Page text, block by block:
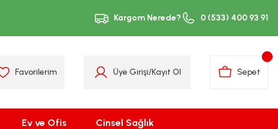
Kargom Nerede? 0 (533) 400 93 91
Favorilerim Üye Girişi/Kayıt Ol Sepet
Ev ve Ofis Cinsel Sağlık